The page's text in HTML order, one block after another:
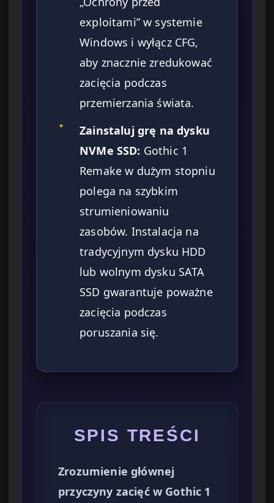
exploitami” w systemie
Windows i wyłącz CFG,
aby znacznie zredukować
zacięcia podczas
przemierzania świata.
✦
Zainstaluj grę na dysku
NVMe SSD: Gothic 1
Remake w dużym stopniu
polega na szybkim
strumieniowaniu
zasobów. Instalacja na
tradycyjnym dysku HDD
lub wolnym dysku SATA
SSD gwarantuje poważne
zacięcia podczas
poruszania się.
SPIS TREŚCI
Zrozumienie głównej
przyczyny zacięć w Gothic 1